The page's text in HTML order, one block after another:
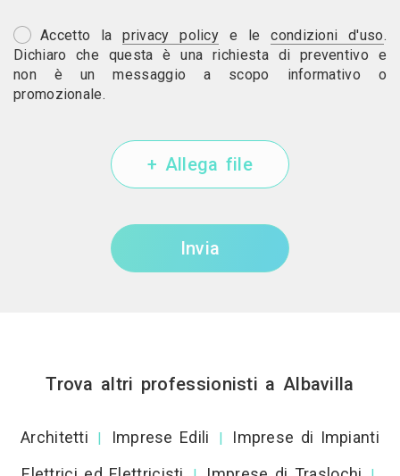
Accetto laprivacy policy e lecondizioni d'uso.
Dichiaro che questa è una richiesta di preventivo e
non è un messaggio a scopo informativo o
promozionale.
+ Allega file
Invia
Trova altri professionisti a Albavilla
Architetti | Imprese Edili |
Imprese di Impianti